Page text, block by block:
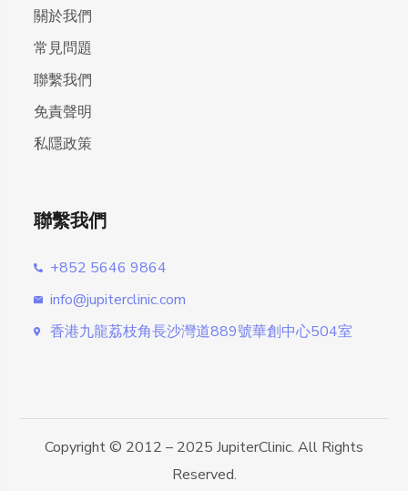
關於我們
常見問題
聯繫我們
免責聲明
私隱政策
聯繫我們
+852 5646 9864
info@jupiterclinic.com
香港九龍荔枝角長沙灣道889號華創中心504室
Copyright © 2012 – 2025 JupiterClinic. All Rights
Reserved.